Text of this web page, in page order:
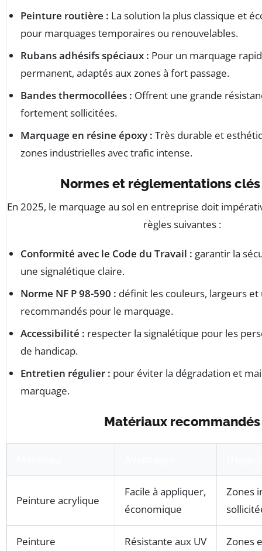
Peinture routière : La solution la plus classique et
pour marquages temporaires ou renouvelables.
Rubans adhésifs spéciaux : Pour un marquage
permanent, adaptés aux zones à fort passage.
Bandes thermocollées : Offrent une grande
fortement sollicitées.
Marquage en résine époxy : Très durable et
zones industrielles avec trafic intense.
Normes et réglementations clés
En 2025, le marquage au sol en entreprise doit
règles suivantes :
Conformité avec le Code du Travail : garantir la
une signalétique claire.
Norme NF P 98-590 : définit les couleurs, largeurs et
recommandés pour le marquage.
Accessibilité : respecter la signalétique pour les
de handicap.
Entretien régulier : pour éviter la dégradation et
marquage.
Matériaux recommandés
Peinture acrylique
Facile à appliquer,
économique
Zones
Peinture
Résistante aux UV
Zones